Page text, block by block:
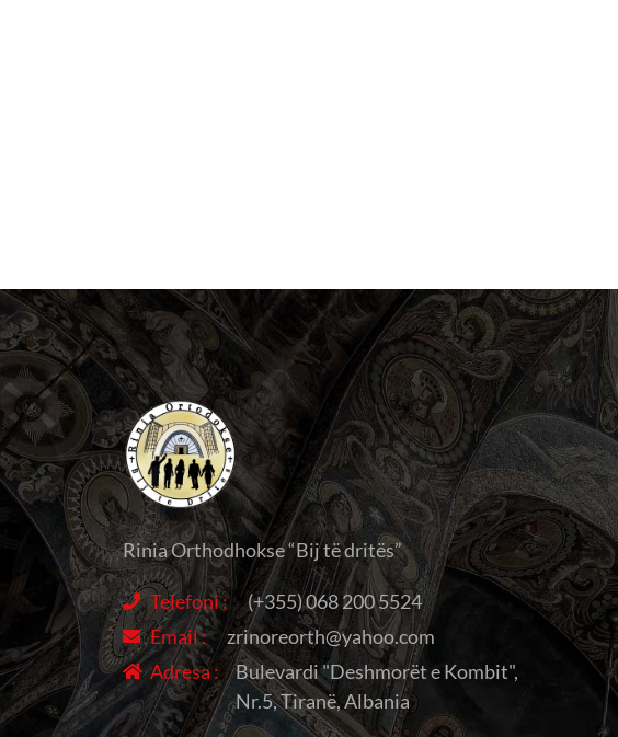
Rinia Orthodhokse “Bij të dritës”
Telefoni :
(+355) 068 200 5524
Email :
zrinoreorth@yahoo.com
Adresa :
Bulevardi "Deshmorët e Kombit",
Nr.5, Tiranë, Albania